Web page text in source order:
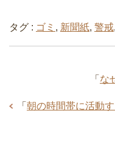
タグ : ゴミ , 新聞紙, 警戒,
「 な
「 朝の時間帯に活動